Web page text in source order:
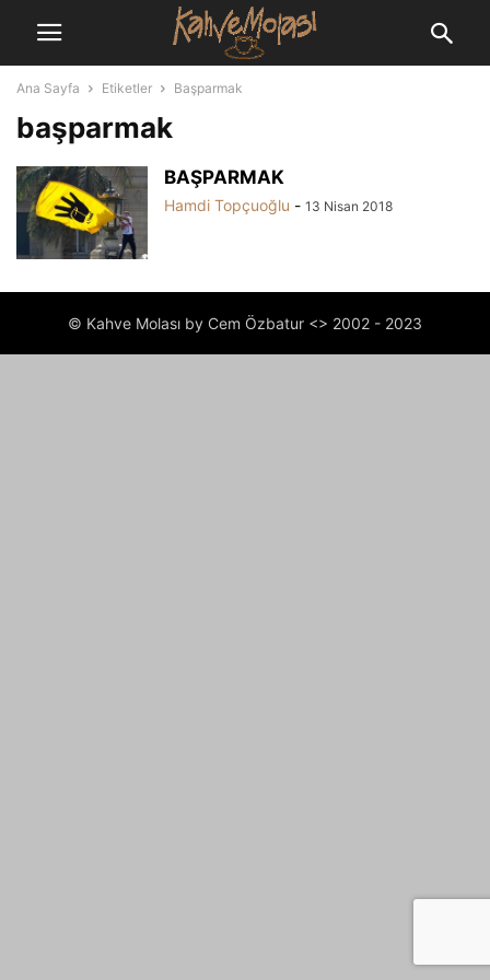
Ana Sayfa Etiketler Başparmak
başparmak
BAŞPARMAK
Hamdi Topçuoğlu - 13 Nisan 2018
© Kahve Molası by Cem Özbatur <> 2002 - 2023